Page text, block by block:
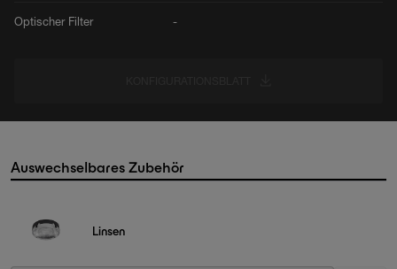
Optischer Filter -
Auswechselbares Zubehör
Linsen